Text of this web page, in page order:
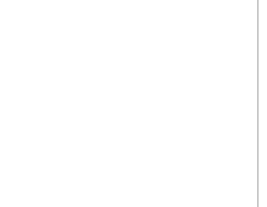
13室（需提前预约）
）
约）
）